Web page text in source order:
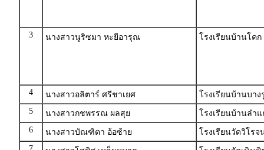
3 นางสาวนูริซมา หะยีอารุณ โรงเรียนบ้านโค
4 นางสาวอลิตาร์ ศรีชาเยศ
โรงเรียนบ้านบา
5
นางสาวกชพรรณ ผลสุย
โรงเรียนบ้านลำ
6
นางสาวบัณฑิตา อ้อซ้าย
โรงเรียนวัดวิโร